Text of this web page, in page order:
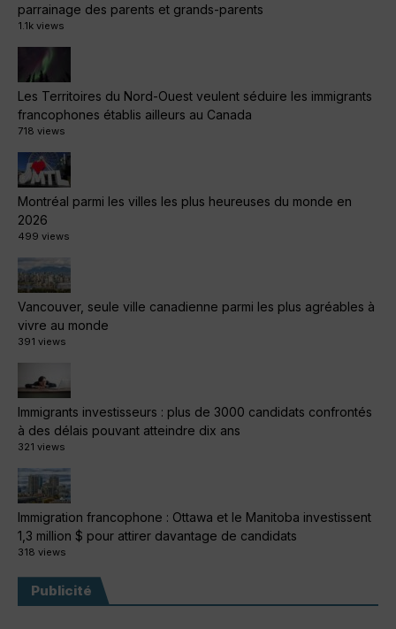
parrainage des parents et grands-parents
1.1k views
Les Territoires du Nord-Ouest veulent séduire les immigrants
francophones établis ailleurs au Canada
718 views
Montréal parmi les villes les plus heureuses du monde en
2026
499 views
Vancouver, seule ville canadienne parmi les plus agréables à
vivre au monde
391 views
Immigrants investisseurs : plus de 3000 candidats confrontés
à des délais pouvant atteindre dix ans
321 views
Immigration francophone : Ottawa et le Manitoba investissent
1,3 million $ pour attirer davantage de candidats
318 views
Publicité